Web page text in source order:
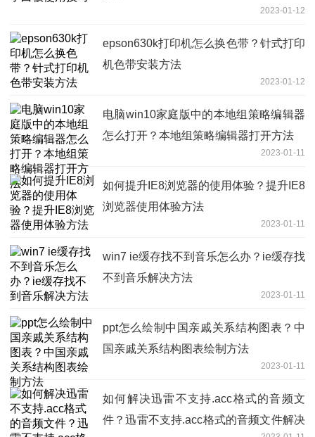
2023-01-12
epson630k打印机怎么换色带？针式打印
机色带安装方法
2023-01-12
电脑win10家庭版中的本地组策略编辑器
怎么打开？本地组策略编辑器打开方法
2023-01-11
如何提升IE8浏览器的使用体验？提升IE8
浏览器使用体验方法
2023-01-11
win7 ie缓存找不到音乐怎么办？ie缓存找
不到音乐解决方法
2023-01-11
ppt怎么绘制中国亲戚关系结构图表？中
国亲戚关系结构图表绘制方法
2023-01-11
如何解决迅雷不支持.acc格式的音频文
件？迅雷不支持.acc格式的音频文件解决